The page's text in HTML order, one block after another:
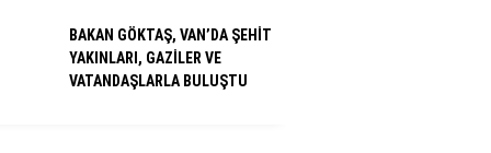
BAKAN GÖKTAŞ, VAN’DA ŞEHİT
YAKINLARI, GAZİLER VE
VATANDAŞLARLA BULUŞTU